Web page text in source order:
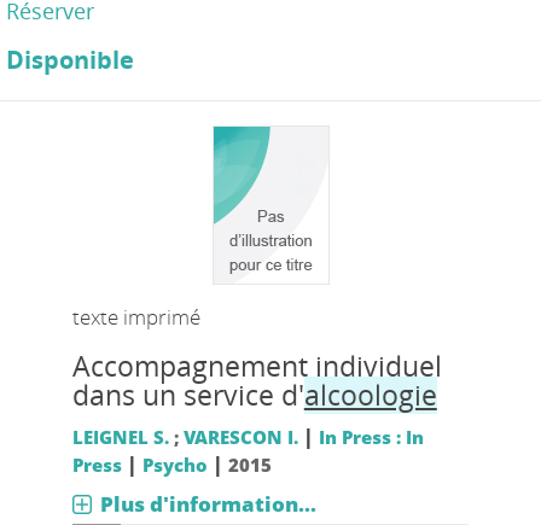
Réserver
Disponible
texte imprimé
Accompagnement individuel
dans un service d'alcoologie
LEIGNEL S.; VARESCON I. | In Press : In
Press| Psycho | 2015
Plus d'information...